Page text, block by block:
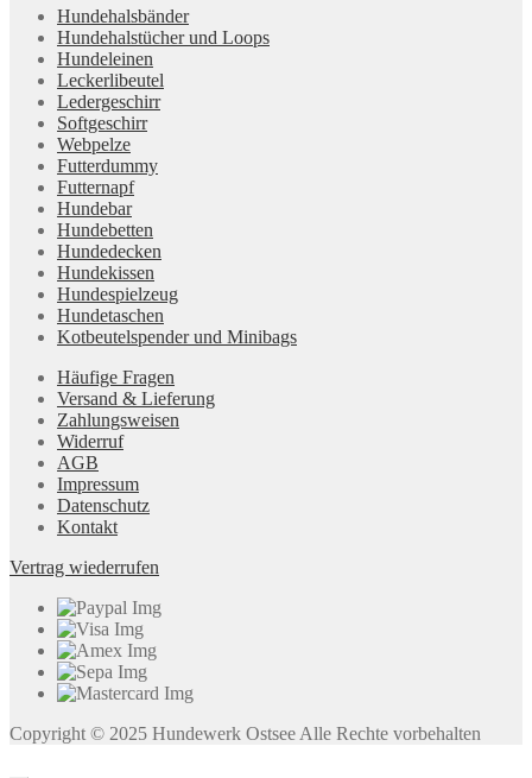
Hundehalsbänder
Hundehalstücher und Loops
Hundeleinen
Leckerlibeutel
Ledergeschirr
Softgeschirr
Webpelze
Futterdummy
Futternapf
Hundebar
Hundebetten
Hundedecken
Hundekissen
Hundespielzeug
Hundetaschen
Kotbeutelspender und Minibags
Häufige Fragen
Versand & Lieferung
Zahlungsweisen
Widerruf
AGB
Impressum
Datenschutz
Kontakt
Vertrag wiederrufen
Copyright © 2025 Hundewerk Ostsee Alle Rechte vorbehalten